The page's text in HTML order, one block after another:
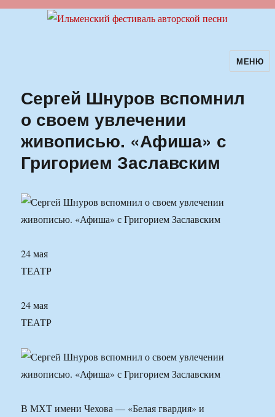
Ильменский фестиваль авторскойМЕНЮ
Сергей Шнуров вспомнил
о своем увлечении
живописью. «Афиша» с
Григорием Заславским
24 мая
ТЕАТР
24 мая
ТЕАТР
В МХТ имени Чехова — «Белая гвардия» и